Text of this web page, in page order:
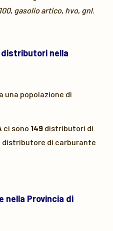
, gasolio artico, hvo, gnl.
distributori nella
una popolazione di
ci sono 149 distributori di
distributore di carburante
nella Provincia di